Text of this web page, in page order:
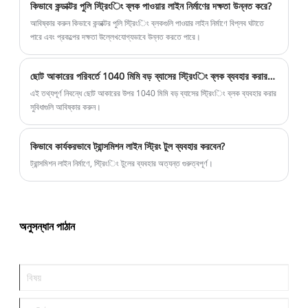
কিভাবে কন্ডাক্টর পুলি স্ট্রিংিং ব্লক পাওয়ার লাইন নির্মাণের দক্ষতা উন্নত করে?
আবিষ্কার করুন কিভাবে কন্ডাক্টর পুলি স্ট্রিংিং ব্লকগুলি পাওয়ার লাইন নির্মাণে বিপ্লব ঘটাতে
পারে এবং প্রকল্পের দক্ষতা উল্লেখযোগ্যভাবে উন্নত করতে পারে।
ছোট আকারের পরিবর্তে 1040 মিমি বড় ব্যাসের স্ট্রিংিং ব্লক ব্যবহার করার সুবিধা কী?
এই তথ্যপূর্ণ নিবন্ধে ছোট আকারের উপর 1040 মিমি বড় ব্যাসের স্ট্রিংিং ব্লক ব্যবহার করার
সুবিধাগুলি আবিষ্কার করুন।
কিভাবে কার্যকরভাবে ট্রান্সমিশন লাইন স্ট্রিং টুল ব্যবহার করবেন?
ট্রান্সমিশন লাইন নির্মাণে, স্ট্রিংিং টুলের ব্যবহার অত্যন্ত গুরুত্বপূর্ণ।
অনুসন্ধান পাঠান